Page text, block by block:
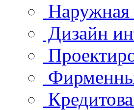
Наружная
Дизайн